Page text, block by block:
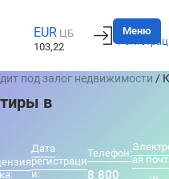
EUR ЦБ
103,22
Вход
Меню
под залог недвижимости /
в
Дата
регистраци
и:
Телефон:
8 800
ая